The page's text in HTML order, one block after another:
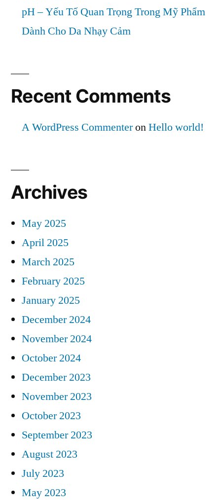
pH – Yếu Tố Quan Trọng Trong Mỹ Phẩm
Dành Cho Da Nhạy Cảm
Recent Comments
A WordPress CommenteronHello world!
Archives
May 2025
April 2025
March 2025
February 2025
January 2025
December 2024
November 2024
October 2024
December 2023
November 2023
October 2023
September 2023
August 2023
July 2023
May 2023